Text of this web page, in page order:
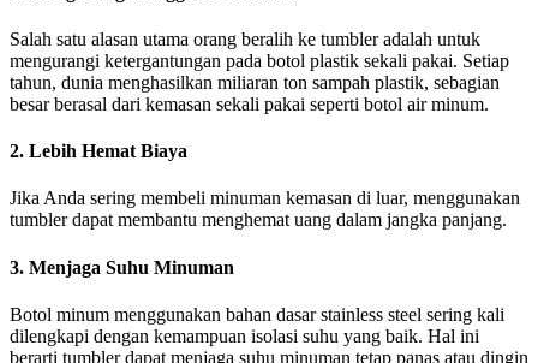
Salah satu alasan utama orang beralih ke tumbler adalah untuk
mengurangi ketergantungan pada botol plastik sekali pakai. Setiap
tahun, dunia menghasilkan miliaran ton sampah plastik, sebagian
besar berasal dari kemasan sekali pakai seperti botol air minum.
2. Lebih Hemat Biaya
Jika Anda sering membeli minuman kemasan di luar, menggunakan
tumbler dapat membantu menghemat uang dalam jangka panjang.
3. Menjaga Suhu Minuman
Botol minum menggunakan bahan dasar stainless steel sering kali
dilengkapi dengan kemampuan isolasi suhu yang baik. Hal ini
berarti tumbler dapat menjaga suhu minuman tetap panas atau dingin